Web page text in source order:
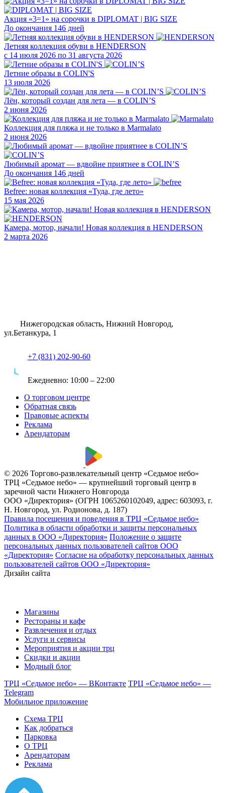
Акция «3=1» на сорочки в DIPLOMAT | BIG SIZE
До окончания 146 дней
Летняя коллекция обуви в HENDERSON
с 14 июля 2026 по 31 августа 2026
Летние образы в COLIN'S
13 июля 2026
Лён, который создан для лета — в COLIN’S
2 июня 2026
Коллекция для пляжа и не только в Marmalato
2 июня 2026
Любимый аромат — вдвойне приятнее в COLIN’S
До окончания 146 дней
Befree: новая коллекция «Туда, где лето»
15 мая 2026
Камера, мотор, начали! Новая коллекция в HENDERSON
2 марта 2026
Нижегородская область, Нижний Новгород,
ул.Бетанкура, 1
+7 (831) 202-90-60
Ежедневно: 10:00 – 22:00
О торговом центре
Обратная связь
Правовые аспекты
Реклама
Арендаторам
© 2026 Торгово-развлекательный центр «Седьмое небо»
ТРЦ «Седьмое небо» — крупнейший торговый центр в
заречной части Нижнего Новгорода
ООО «Директория» (ОГРН 1065260102049, адрес: 603093, г.
Н. Новгород, ул. Родионова, д. 187)
Правила посещения и поведения в ТРЦ «Седьмое небо»
Политика в области обработки и защиты персональных
данных в ООО «Директория» Положение о защите
персональных данных пользователей сайтов ООО
«Директория» Согласие на обработку персональных данных
пользователей сайтов ООО «Директория»
Дизайн сайта
Магазины
Рестораны и кафе
Развлечения и отдых
Услуги и сервисы
Мероприятия и акции трц
Скидки и акции
Модный блог
ТРЦ «Седьмое небо» — ВКонтакте ТРЦ «Седьмое небо» —
Telegram
Мобильное приложение
Схема ТРЦ
Как добраться
Парковка
О ТРЦ
Арендаторам
Реклама